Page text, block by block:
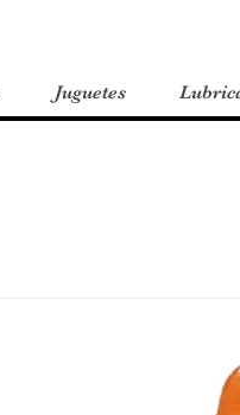
Juguetes